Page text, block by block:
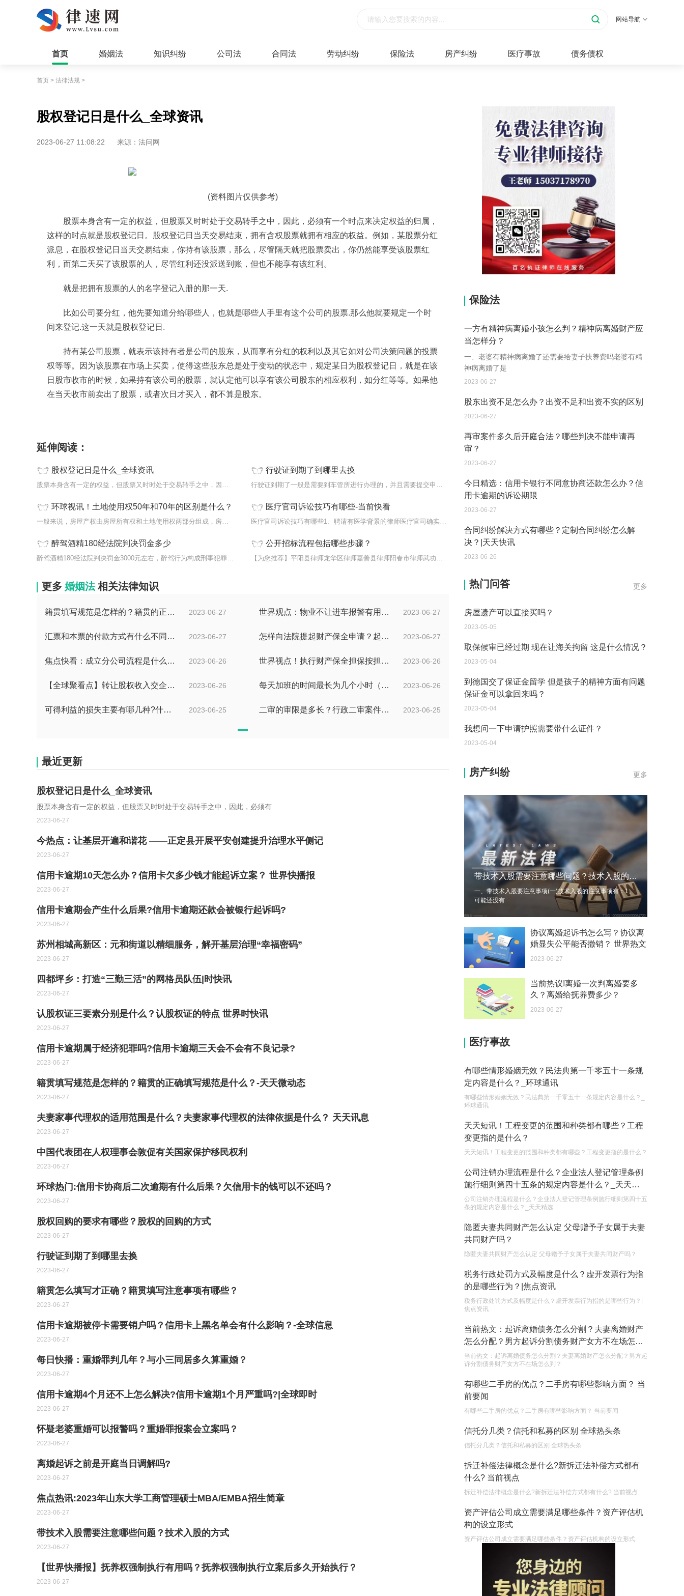
网站导航
首页 婚姻法 知识纠纷 公司法 合同法 劳动纠纷 保险法 房产纠纷 医疗事故 债务债权
首页 > 法律法规 >
股权登记日是什么_全球资讯
2023-06-27 11:08:22 来源：法问网
(资料图片仅供参考)
股票本身含有一定的权益，但股票又时时处于交易转手之中，因此，必须有一个时点来决定权益的归属，
这样的时点就是股权登记日。股权登记日当天交易结束，拥有含权股票就拥有相应的权益。例如，某股票分红
派息，在股权登记日当天交易结束，你持有该股票，那么，尽管隔天就把股票卖出，你仍然能享受该股票红
利，而第二天买了该股票的人，尽管红利还没派送到账，但也不能享有该红利。
就是把拥有股票的人的名字登记入册的那一天.
比如公司要分红，他先要知道分给哪些人，也就是哪些人手里有这个公司的股票.那么他就要规定一个时
间来登记.这一天就是股权登记日.
持有某公司股票，就表示该持有者是公司的股东，从而享有分红的权利以及其它如对公司决策问题的投票
权等等。因为该股票在市场上买卖，使得这些股东总是处于变动的状态中，规定某日为股权登记日，就是在该
日股市收市的时候，如果持有该公司的股票，就认定他可以享有该公司股东的相应权利，如分红等等。如果他
在当天收市前卖出了股票，或者次日才买入，都不算是股东。
延伸阅读：
股权登记日是什么_全球资讯
股票本身含有一定的权益，但股票又时时处于交易转手之中，因此，必须有
行驶证到期了到哪里去换
行驶证到期了一般是需要到车管所进行办理的，并且需要提交申请表、身份
环球视讯！土地使用权50年和70年的区别是什么？
一般来说，房屋产权由房屋所有权和土地使用权两部分组成，房屋所有权属
医疗官司诉讼技巧有哪些-当前快看
医疗官司诉讼技巧有哪些1、聘请有医学背景的律师医疗官司确实难打，一
醉驾酒精180经法院判决罚金多少
醉驾酒精180经法院判决罚金3000元左右，醉驾行为构成刑事犯罪。监外执
公开招标流程包括哪些步骤？
【为您推荐】平阳县律师龙华区律师嘉善县律师阳春市律师武功县律师天长
更多 婚姻法 相关法律知识
2023-06-27
籍贯填写规范是怎样的？籍贯的正确填写规范是什么？-天天微动态 2023-06-27
世界观点：物业不让进车报警有用吗？小区不让业主进车该怎么投诉？
2023-06-27
汇票和本票的付款方式有什么不同？汇票和本票包含的交易数有什么不同？ 环球今热点 2023-06-27
怎样向法院提起财产保全申请？起诉离婚能申请财产保全吗？_全球快播
2023-06-26
焦点快看：成立分公司流程是什么？中华人民共和国公司登记管理条例第四十七条是什么？ 2023-06-26
世界视点！执行财产保全担保按担保金额的1%收取吗？
2023-06-26
【全球聚看点】转让股权收入交企业所得税吗？企业所得税征税原则是什么？ 2023-06-26
每天加班的时间最长为几个小时（每周加班不能超过多少小时）
2023-06-25
可得利益的损失主要有哪几种?什么是可得利益？|天天速读 2023-06-25
二审的审限是多长？行政二审案件的一般处理规则是什么?
最近更新
股权登记日是什么_全球资讯
股票本身含有一定的权益，但股票又时时处于交易转手之中，因此，必须有
2023-06-27
今热点：让基层开遍和谐花 ——正定县开展平安创建提升治理水平侧记
2023-06-27
信用卡逾期10天怎么办？信用卡欠多少钱才能起诉立案？ 世界快播报
2023-06-27
信用卡逾期会产生什么后果?信用卡逾期还款会被银行起诉吗?
2023-06-27
苏州相城高新区：元和街道以精细服务，解开基层治理“幸福密码”
2023-06-27
四都坪乡：打造“三勤三活”的网格员队伍|时快讯
2023-06-27
认股权证三要素分别是什么？认股权证的特点 世界时快讯
2023-06-27
信用卡逾期属于经济犯罪吗?信用卡逾期三天会不会有不良记录?
2023-06-27
籍贯填写规范是怎样的？籍贯的正确填写规范是什么？-天天微动态
2023-06-27
夫妻家事代理权的适用范围是什么？夫妻家事代理权的法律依据是什么？ 天天讯息
2023-06-27
中国代表团在人权理事会敦促有关国家保护移民权利
2023-06-27
环球热门:信用卡协商后二次逾期有什么后果？欠信用卡的钱可以不还吗？
2023-06-27
股权回购的要求有哪些？股权的回购的方式
2023-06-27
行驶证到期了到哪里去换
2023-06-27
籍贯怎么填写才正确？籍贯填写注意事项有哪些？
2023-06-27
信用卡逾期被停卡需要销户吗？信用卡上黑名单会有什么影响？-全球信息
2023-06-27
每日快播：重婚罪判几年？与小三同居多久算重婚？
2023-06-27
信用卡逾期4个月还不上怎么解决?信用卡逾期1个月严重吗?|全球即时
2023-06-27
怀疑老婆重婚可以报警吗？重婚罪报案会立案吗？
2023-06-27
离婚起诉之前是开庭当日调解吗?
2023-06-27
焦点热讯:2023年山东大学工商管理硕士MBA/EMBA招生简章
2023-06-27
带技术入股需要注意哪些问题？技术入股的方式
2023-06-27
【世界快播报】抚养权强制执行有用吗？抚养权强制执行立案后多久开始执行？
2023-06-27
保险法
一方有精神病离婚小孩怎么判？精神病离婚财产应
当怎样分？
一、老婆有精神病离婚了还需要给妻子扶养费吗老婆有精
神病离婚了是
2023-06-27
股东出资不足怎么办？出资不足和出资不实的区别
2023-06-27
再审案件多久后开庭合法？哪些判决不能申请再
审？
2023-06-27
今日精选：信用卡银行不同意协商还款怎么办？信
用卡逾期的诉讼期限
2023-06-27
合同纠纷解决方式有哪些？定制合同纠纷怎么解
决？|天天快讯
2023-06-26
更多
热门问答
父母过世后如何办理房产过户？
房屋遗产可以直接买吗？
2023-05-05
取保候审已经过期 现在让海关拘留 这是什么情况？
2023-05-04
到德国交了保证金留学 但是孩子的精神方面有问题
保证金可以拿回来吗？
2023-05-04
我想问一下申请护照需要带什么证件？
2023-05-04
谢！
外国旅游签证可以在中国大使馆登记结婚吗？
2023-05-04
我可以在苏州申请护照吗？我所在的地方是云南
2023-05-04
你好 我想问一下外国人来这里工作没有护照该怎么
办？
如何续签居住证 我的1月7日到期
2023-05-04
中介说商务签转工作签证合法吗 应该向哪个国家机
2023-05-04
你好 我需要申请去美国结婚的签证 过程是什么？
代理权的产生原因是什么？当我国没有外贸经营权
权利和责任是什么？
2023-05-04
单纯的遗产赠要缴税吗？
2023-05-05
遗产继承必须要公证吗？
2023-05-05
继承遗产的份额怎么分配？
2023-05-05
更多
房产纠纷
带技术入股需要注意哪些问题？技术入股的方式
一、带技术入股要注意事项(一)技术入股的注意事项有：1、
可能还没有
协议离婚起诉书怎么写？协议离
婚显失公平能否撤销？ 世界热文
2023-06-27
当前热议!离婚一次判离婚要多
久？离婚给抚养费多少？
2023-06-27
医疗事故
有哪些情形婚姻无效？民法典第一千零五十一条规
定内容是什么？_环球通讯
有哪些情形婚姻无效？民法典第一千零五十一条规定内容是什么？_
环球通讯
天天短讯！工程变更的范围和种类都有哪些？工程
变更指的是什么？
天天短讯！工程变更的范围和种类都有哪些？工程变更指的是什么？
公司注销办理流程是什么？企业法人登记管理条例
施行细则第四十五条的规定内容是什么？_天天精
选
公司注销办理流程是什么？企业法人登记管理条例施行细则第四十五
条的规定内容是什么？_天天精选
隐匿夫妻共同财产怎么认定 父母赠予子女属于夫妻
共同财产吗？
隐匿夫妻共同财产怎么认定 父母赠予子女属于夫妻共同财产吗？
税务行政处罚方式及幅度是什么？虚开发票行为指
的是哪些行为？|焦点资讯
税务行政处罚方式及幅度是什么？虚开发票行为指的是哪些行为？|
焦点资讯
当前热文：起诉离婚债务怎么分割？夫妻离婚财产
怎么分配？男方起诉分割债务财产女方不在场怎么
判？
当前热文：起诉离婚债务怎么分割？夫妻离婚财产怎么分配？男方起
诉分割债务财产女方不在场怎么判？
有哪些二手房的优点？二手房有哪些影响方面？ 当
前要闻
有哪些二手房的优点？二手房有哪些影响方面？ 当前要闻
信托分几类？信托和私募的区别 全球热头条
信托分几类？信托和私募的区别 全球热头条
拆迁补偿法律概念是什么?新拆迁法补偿方式都有
什么? 当前视点
拆迁补偿法律概念是什么?新拆迁法补偿方式都有什么? 当前视点
资产评估公司成立需要满足哪些条件？资产评估机
构的设立形式
资产评估公司成立需要满足哪些条件？资产评估机构的设立形式